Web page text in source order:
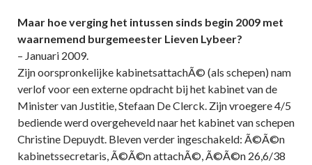
Maar hoe verging het intussen sinds begin 2009 met
waarnemend burgemeester Lieven Lybeer?
– Januari 2009.
Zijn oorspronkelijke kabinetsattachÃ© (als schepen) nam
verlof voor een externe opdracht bij het kabinet van de
Minister van Justitie, Stefaan De Clerck. Zijn vroegere 4/5
bediende werd overgeheveld naar het kabinet van schepen
Christine Depuydt. Bleven verder ingeschakeld: Ã©Ã©n
kabinetssecretaris, Ã©Ã©n attachÃ©, Ã©Ã©n 26,6/38